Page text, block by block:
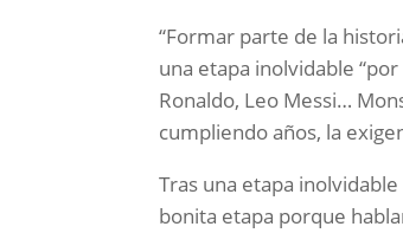
“Formar parte de la
una etapa inolvidable
Ronaldo, Leo Messi…
cumpliendo años, la
Tras una etapa
bonita etapa porque